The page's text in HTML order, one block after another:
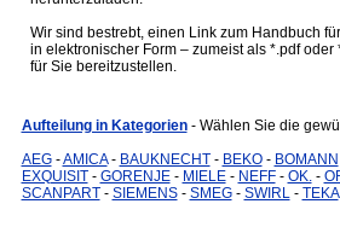
Wir sind bestrebt, einen Link zum Handbuch
in elektronischer Form – zumeist als *.pdf
für Sie bereitzustellen.
Aufteilung in Kategorien - Wählen Sie die
AEG-AMICA- BAUKNECHT- BEKO- BOMANN
EXQUISIT- GORENJE- MIELE- NEFF- OK.-
SCANPART- SIEMENS- SMEG- SWIRL- TEKA